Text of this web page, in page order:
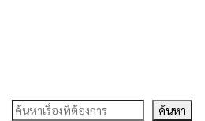
ค้นหา ค้นหา